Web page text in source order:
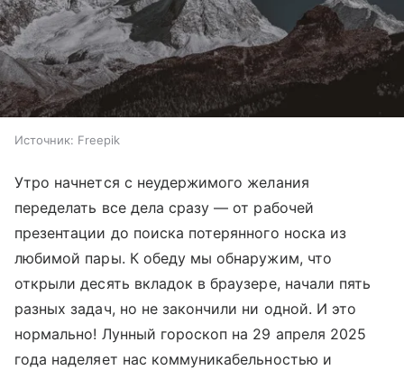
Источник: Freepik
Утро начнется с неудержимого желания
переделать все дела сразу — от рабочей
презентации до поиска потерянного носка из
любимой пары. К обеду мы обнаружим, что
открыли десять вкладок в браузере, начали пять
разных задач, но не закончили ни одной. И это
нормально! Лунный гороскоп на 29 апреля 2025
года наделяет нас коммуникабельностью и